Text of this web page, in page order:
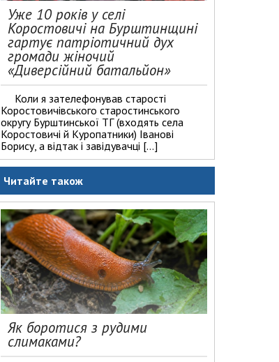
Уже 10 років у селі
Коростовичі на Бурштинщині
гартує патріотичний дух
громади жіночий
«Диверсійний батальйон»
Коли я зателефонував старості
Коростовичівського старостинського
округу Бурштинської ТГ (входять села
Коростовичі й Куропатники) Іванові
Борису, а відтак і завідувачці […]
Читайте також
Як боротися з рудими
слимаками?